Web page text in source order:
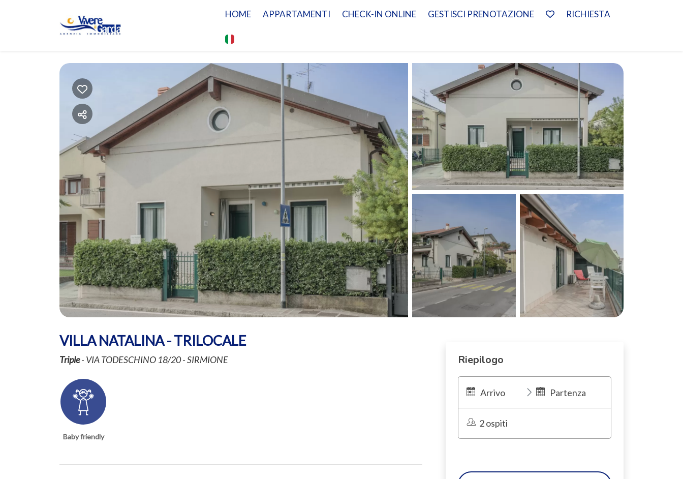
HOME APPARTAMENTI CHECK-IN ONLINE GESTISCI PRENOTAZIONE RICHIESTA
VILLA NATALINA - TRILOCALE
Triple- VIA TODESCHINO 18/20 - SIRMIONE
Baby friendly
Riepilogo
Arrivo Partenza
2 ospiti